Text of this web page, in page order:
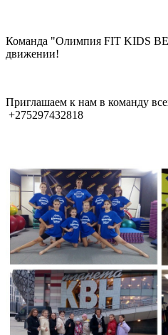
Команда "Олимпия FIT KIDS
движении!
Приглашаем к нам в команду
+275297432818